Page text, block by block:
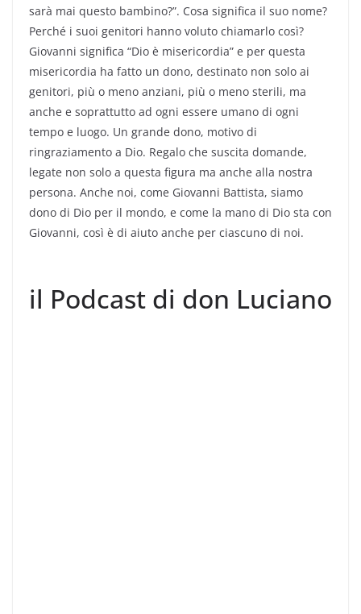
sarà mai questo bambino?”. Cosa significa il suo nome?
Perché i suoi genitori hanno voluto chiamarlo così?
Giovanni significa “Dio è misericordia” e per questa
misericordia ha fatto un dono, destinato non solo ai
genitori, più o meno anziani, più o meno sterili, ma
anche e soprattutto ad ogni essere umano di ogni
tempo e luogo. Un grande dono, motivo di
ringraziamento a Dio. Regalo che suscita domande,
legate non solo a questa figura ma anche alla nostra
persona. Anche noi, come Giovanni Battista, siamo
dono di Dio per il mondo, e come la mano di Dio sta con
Giovanni, così è di aiuto anche per ciascuno di noi.
il Podcast di don Luciano